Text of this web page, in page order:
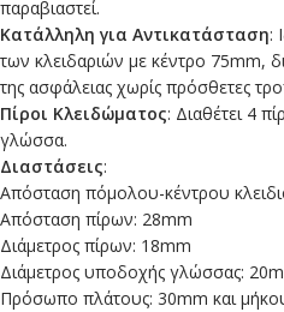
παραβιαστεί.
Κατάλληλη για Αντικατάσταση:
των κλειδαριών με κέντρο 75mm,
της ασφάλειας χωρίς πρόσθετες
Πίροι Κλειδώματος: Διαθέτει 4
γλώσσα.
Διαστάσεις:
Απόσταση πόμολου-κέντρου
Απόσταση πίρων: 28mm
Διάμετρος πίρων: 18mm
Διάμετρος υποδοχής γλώσσας:
Πρόσωπο πλάτους: 30mm και